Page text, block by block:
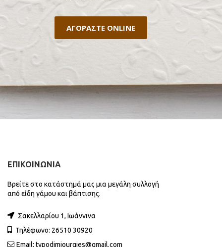
ΑΓΟΡΑΣΤΕ ONLINE
ΕΠΙΚΟΙΝΩΝΙΑ
Βρείτε στο κατάστημά μας μια μεγάλη συλλογή
από είδη γάμου και βάπτισης.
Σακελλαρίου 1, Ιωάννινα
Τηλέφωνο: 26510 30920
Email: typodimiourgies@gmail.com